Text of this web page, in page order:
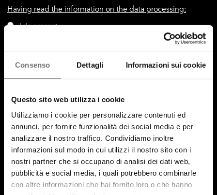
Consenso Dettagli Informazioni sui cookie
Questo sito web utilizza i cookie
Utilizziamo i cookie per personalizzare contenuti ed
annunci, per fornire funzionalità dei social media e per
analizzare il nostro traffico. Condividiamo inoltre
informazioni sul modo in cui utilizzi il nostro sito con i
nostri partner che si occupano di analisi dei dati web,
pubblicità e social media, i quali potrebbero combinarle
con altre informazioni che hai fornito loro o che hanno
Having read the information on the data processing:
I do consent
I do not consent
To profiling activities
By clicking send button, I confirm that I request the service indicated in
point a) of these guidelines; my consent to the processing of data for
mentioned in these guidelines, including possible processing carried
out in EU member states or non-EU countries.